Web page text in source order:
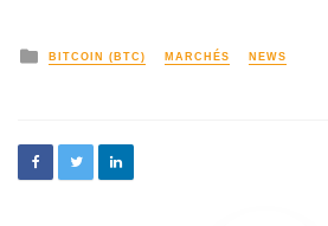
BITCOIN (BTC) MARCHÉS NEWS